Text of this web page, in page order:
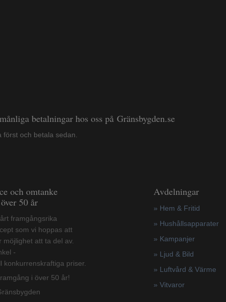
betalningar hos oss på Gränsbygden.se
först och betala sedan.
och omtanke
50 år
vårt framgångsrika
som vi hoppas att
får möjlighet att ta del av.
är enkel -
till konkurrenskraftiga priser.
i över 50 år!
Avdelningar
» Hem & Fritid
» Hushållsapparater
» Kampanjer
» Ljud & Bild
» Luftvård & Värme
» Vitvaror